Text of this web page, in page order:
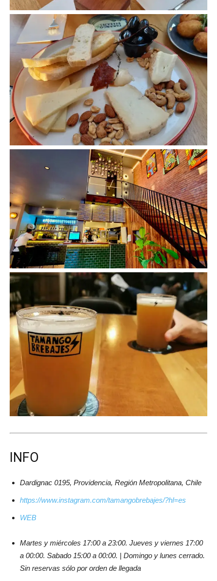
INFO
Dardignac 0195, Providencia, Región Metropolitana, Chile
https://www.instagram.com/tamangobrebajes/?hl=es
WEB
Martes y miércoles 17:00 a 23:00. Jueves y viernes 17:00
a 00:00. Sabado 15:00 a 00:00. | Domingo y lunes cerrado.
Sin reservas sólo por orden de llegada